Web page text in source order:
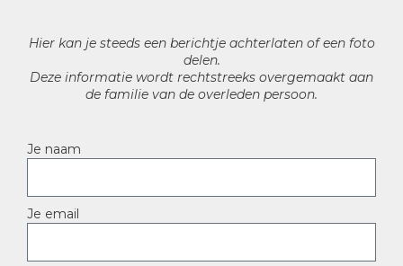
Hier kan je steeds een berichtje achterlaten of een foto
delen.
Deze informatie wordt rechtstreeks overgemaakt aan
de familie van de overleden persoon.
Je naam
Je email